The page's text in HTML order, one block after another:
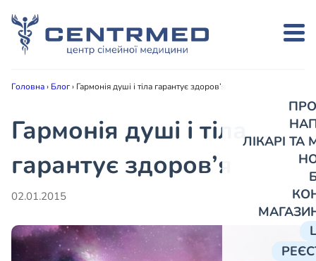
ЛІКАРІ
Головна› Блог› Гармонія душі і тіла гарантує здоров’я
Гармонія душі і тіла
гарантує здоров’я
02.01.2015